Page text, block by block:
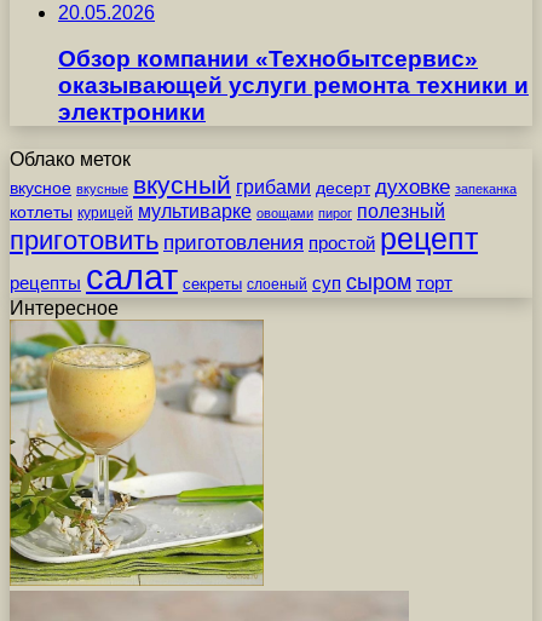
20.05.2026
Обзор компании «Технобытсервис»
оказывающей услуги ремонта техники и
электроники
Облако меток
вкусное вкусные вкусный грибами десерт духовке запеканка
котлеты курицей мультиварке овощами пирог полезный
приготовить приготовления простой рецепт
рецепты салат секреты слоеный суп сыром торт
Интересное